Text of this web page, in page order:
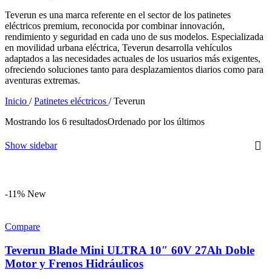
Teverun es una marca referente en el sector de los patinetes
eléctricos premium, reconocida por combinar innovación,
rendimiento y seguridad en cada uno de sus modelos. Especializada
en movilidad urbana eléctrica, Teverun desarrolla vehículos
adaptados a las necesidades actuales de los usuarios más exigentes,
ofreciendo soluciones tanto para desplazamientos diarios como para
aventuras extremas.
Inicio / Patinetes eléctricos / Teverun
Mostrando los 6 resultadosOrdenado por los últimos
Show sidebar
-11% New
Compare
Teverun Blade Mini ULTRA 10″ 60V 27Ah Doble
Motor y Frenos Hidráulicos